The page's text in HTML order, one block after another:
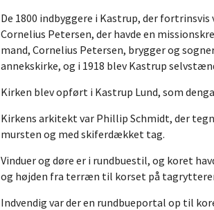
De 1800 indbyggere i Kastrup, der
Cornelius Petersen, der havde en
mand, Cornelius Petersen, brygger og
annekskirke, og i 1918 blev Kastrup
Kirken blev opført i Kastrup Lund, som
Kirkens arkitekt var Phillip Schmidt, der
mursten og med skiferdækket tag.
Vinduer og døre er i rundbuestil, og koret
og højden fra terræn til korset på
Indvendig var der en rundbueportal op til